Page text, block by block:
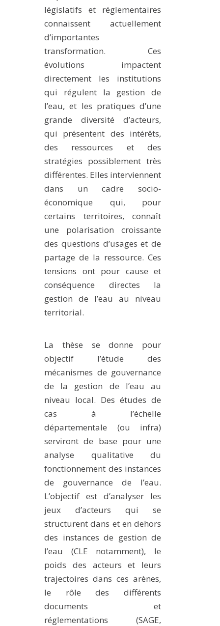
législatifs et réglementaires
connaissent actuellement
d’importantes
transformation. Ces
évolutions impactent
directement les institutions
qui régulent la gestion de
l’eau, et les pratiques d’une
grande diversité d’acteurs,
qui présentent des intérêts,
des ressources et des
stratégies possiblement très
différentes. Elles interviennent
dans un cadre socio-
économique qui, pour
certains territoires, connaît
une polarisation croissante
des questions d’usages et de
partage de la ressource. Ces
tensions ont pour cause et
conséquence directes la
gestion de l’eau au niveau
territorial.
La thèse se donne pour
objectif l’étude des
mécanismes de gouvernance
de la gestion de l’eau au
niveau local. Des études de
cas à l’échelle
départementale (ou infra)
serviront de base pour une
analyse qualitative du
fonctionnement des instances
de gouvernance de l’eau.
L’objectif est d’analyser les
jeux d’acteurs qui se
structurent dans et en dehors
des instances de gestion de
l’eau (CLE notamment), le
poids des acteurs et leurs
trajectoires dans ces arènes,
le rôle des différents
documents et
réglementations (SAGE,